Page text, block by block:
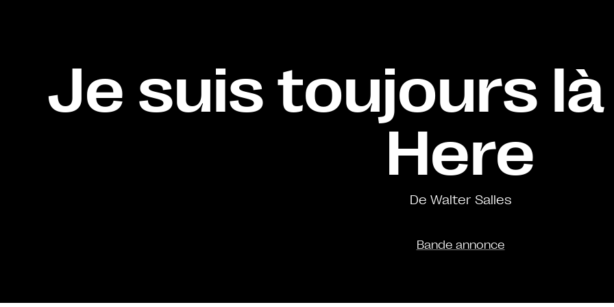
Je suis toujours là
Here
De Walter Salles
Bande annonce